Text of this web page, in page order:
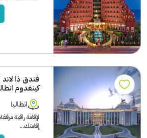
فندق ذا
كينغدوم
انطاليا
لإقامة راقية
إقامتك...